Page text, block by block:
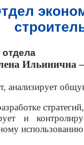
Ильинична
анализирует
и